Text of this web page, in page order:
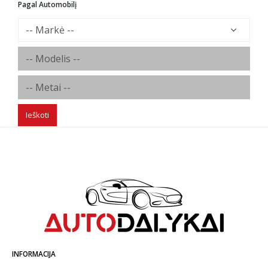
Pagal Automobilį
Ieškoti
INFORMACIJA